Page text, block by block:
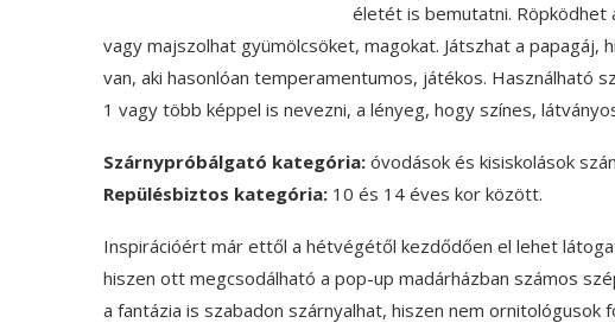
életét is bemutatni. Röpködhet
vagy majszolhat gyümölcsöket, magokat. Játszhat a papagáj,
van, aki hasonlóan temperamentumos, játékos. Használható
1 vagy több képpel is nevezni, a lényeg, hogy színes,
Szárnypróbálgató kategória: óvodások és kisiskolások
Repülésbiztos kategória: 10 és 14 éves kor között.
Inspirációért már ettől a hétvégétől kezdődően el lehet
hiszen ott megcsodálható a pop-up madárházban számos
a fantázia is szabadon szárnyalhat, hiszen nem ornitológusok